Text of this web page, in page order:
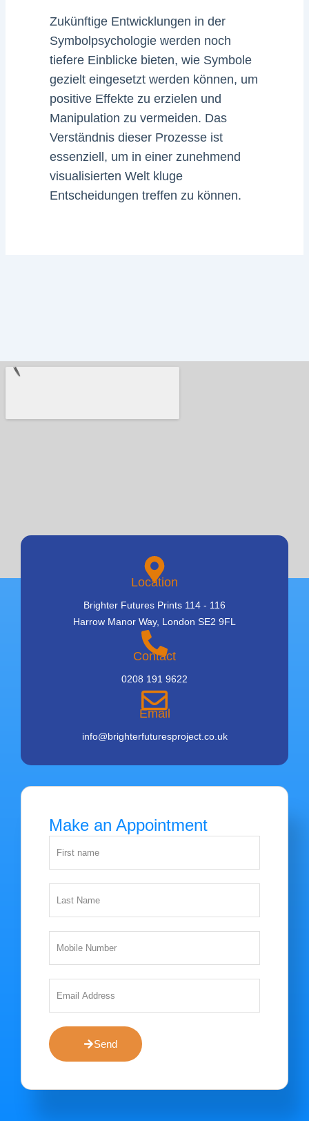
Zukünftige Entwicklungen in der
Symbolpsychologie werden noch
tiefere Einblicke bieten, wie Symbole
gezielt eingesetzt werden können, um
positive Effekte zu erzielen und
Manipulation zu vermeiden. Das
Verständnis dieser Prozesse ist
essenziell, um in einer zunehmend
visualisierten Welt kluge
Entscheidungen treffen zu können.
Location
Brighter Futures Prints 114 - 116
Harrow Manor Way, London SE2 9FL
Contact
0208 191 9622
Email
info@brighterfuturesproject.co.uk
Make an Appointment
Send